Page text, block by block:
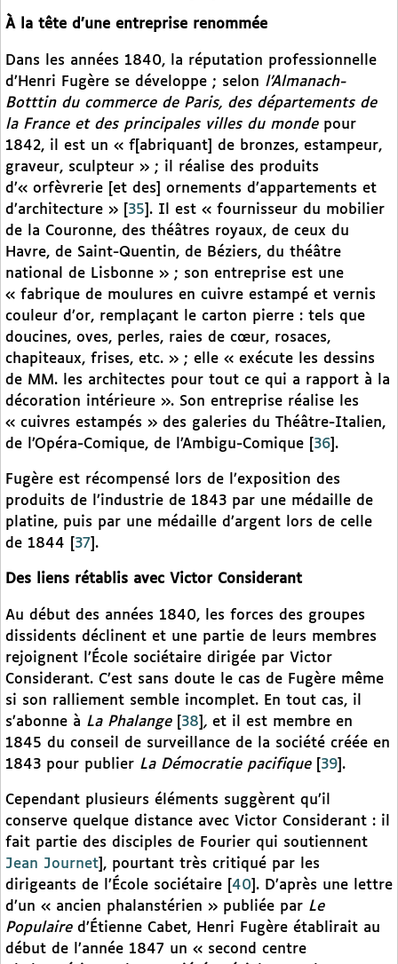
À la tête d’une entreprise renommée
Dans les années 1840, la réputation professionnelle
d’Henri Fugère se développe ; selon l’Almanach-
Botttin du commerce de Paris, des départements de
la France et des principales villes du monde pour
1842, il est un « f[abriquant] de bronzes, estampeur,
graveur, sculpteur » ; il réalise des produits
d’« orfèvrerie [et des] ornements d’appartements et
d’architecture »
35 . Il est « fournisseur du mobilier
de la Couronne, des théâtres royaux, de ceux du
Havre, de Saint-Quentin, de Béziers, du théâtre
national de Lisbonne » ; son entreprise est une
« fabrique de moulures en cuivre estampé et vernis
couleur d’or, remplaçant le carton pierre : tels que
doucines, oves, perles, raies de cœur, rosaces,
chapiteaux, frises, etc. » ; elle « exécute les dessins
de MM. les architectes pour tout ce qui a rapport à la
décoration intérieure ». Son entreprise réalise les
« cuivres estampés » des galeries du Théâtre-Italien,
de l’Opéra-Comique, de l’Ambigu-Comique
36 .
Fugère est récompensé lors de l’exposition des
produits de l’industrie de 1843 par une médaille de
platine, puis par une médaille d’argent lors de celle
de 1844
37 .
Des liens rétablis avec Victor Considerant
Au début des années 1840, les forces des groupes
dissidents déclinent et une partie de leurs membres
rejoignent l’École sociétaire dirigée par Victor
Considerant. C’est sans doute le cas de Fugère même
si son ralliement semble incomplet. En tout cas, il
s’abonne à La Phalange[ 38 , et il est membre en
1845 du conseil de surveillance de la société créée en
1843 pour publier La Démocratie pacifique[ 39 .
Cependant plusieurs éléments suggèrent qu’il
conserve quelque distance avec Victor Considerant : il
fait partie des disciples de Fourier qui soutiennent
Jean Journet ], pourtant très critiqué par les
dirigeants de l’École sociétaire
40 . D’après une lettre
d’un « ancien phalanstérien » publiée par Le
Populaired’Étienne Cabet, Henri Fugère établirait au
début de l’année 1847 un « second centre